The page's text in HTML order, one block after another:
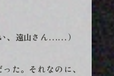
、遠山さん……）
た。それなのに、